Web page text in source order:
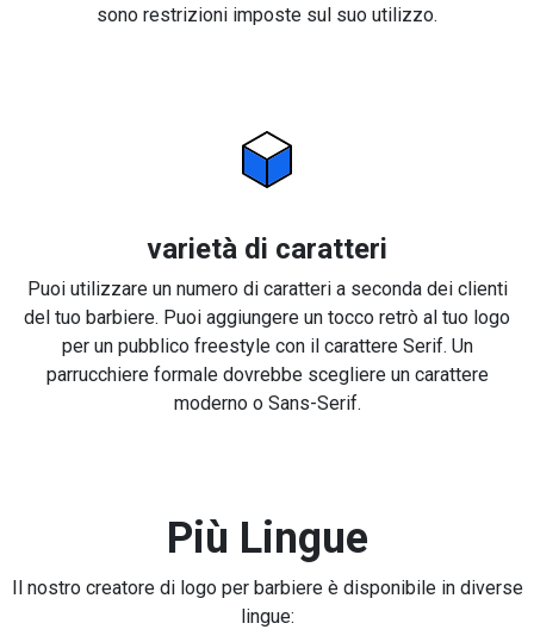
sono restrizioni imposte sul suo utilizzo.
varietà di caratteri
Puoi utilizzare un numero di caratteri a seconda dei clienti
del tuo barbiere. Puoi aggiungere un tocco retrò al tuo logo
per un pubblico freestyle con il carattere Serif. Un
parrucchiere formale dovrebbe scegliere un carattere
moderno o Sans-Serif.
Più Lingue
Il nostro creatore di logo per barbiere è disponibile in diverse
lingue: